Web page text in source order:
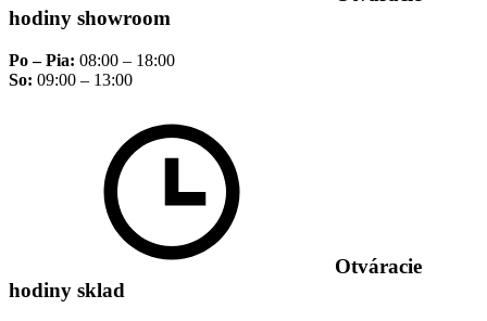
hodiny showroom
Po – Pia: 08:00 – 18:00
So: 09:00 – 13:00
Otváracie
hodiny sklad